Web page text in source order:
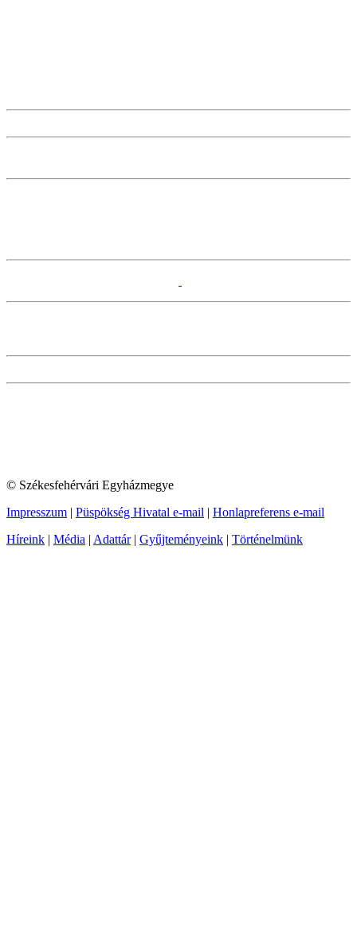
© Székesfehérvári Egyházmegye
Impresszum | Püspökség Hivatal e-mail | Honlapreferens e-mail
Híreink | Média | Adattár| Gyűjteményeink | Történelmünk